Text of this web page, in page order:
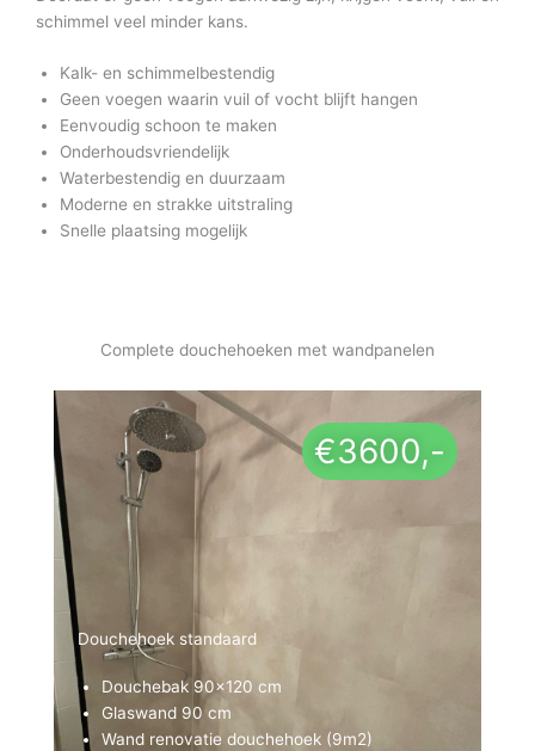
schimmel veel minder kans.
Kalk- en schimmelbestendig
Geen voegen waarin vuil of vocht blijft hangen
Eenvoudig schoon te maken
Onderhoudsvriendelijk
Waterbestendig en duurzaam
Moderne en strakke uitstraling
Snelle plaatsing mogelijk
Complete douchehoeken met wandpanelen
Douchehoek standaard
€3600,-
Douchebak 90×120 cm
Glaswand 90 cm
Wand renovatie douchehoek (9m2)